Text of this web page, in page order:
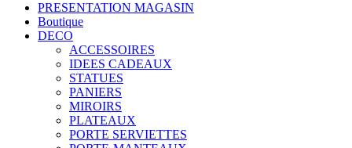
PRESENTATION MAGASIN
Boutique
DECO
ACCESSOIRES
IDEES CADEAUX
STATUES
PANIERS
MIROIRS
PLATEAUX
PORTE SERVIETTES